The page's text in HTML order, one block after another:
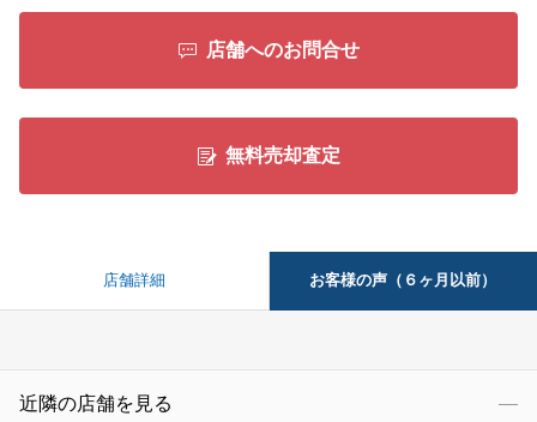
店舗へのお問合せ
無料売却査定
店舗詳細 お客様の声（６ヶ月以前）
近隣の店舗を見る